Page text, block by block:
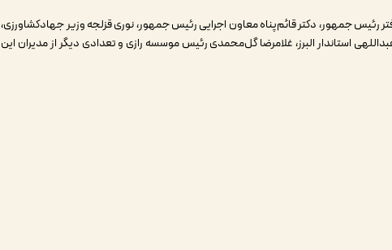
جمهور، دکتر قائم‌پناه معاون اجرایی رئیس جمهور، نوری قزلجه وزیر جهادکشاورزی،
استاندار البرز، غلامرضا گل‌محمدی رئیس موسسه رازی و تعدادی دیگر از مدیران این